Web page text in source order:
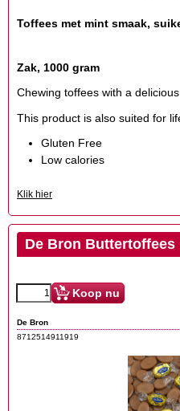
Toffees met mint smaak,
Zak, 1000 gram
Chewing toffees with a
This product is also suited for
Gluten Free
Low calories
Klik hier
De Bron Buttertoffees
Koop nu
De Bron
8712514911919